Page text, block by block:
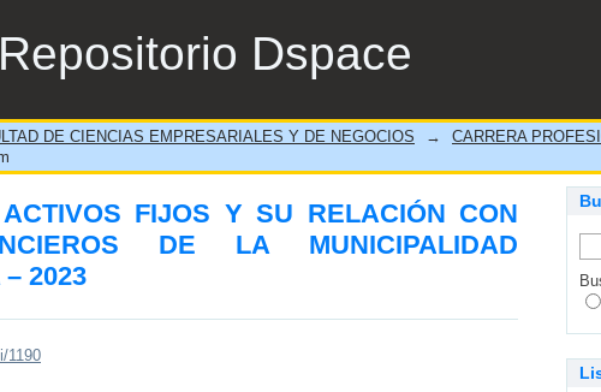
Repositorio Dspace
FIJOS Y SU RELACIÓN CON LOS
DE HUANTA – 2023
DE CIENCIAS EMPRESARIALES Y DE NEGOCIOS →
CARRERA
FIJOS Y SU RELACIÓN CON
DE LA MUNICIPALIDAD
2023
1190